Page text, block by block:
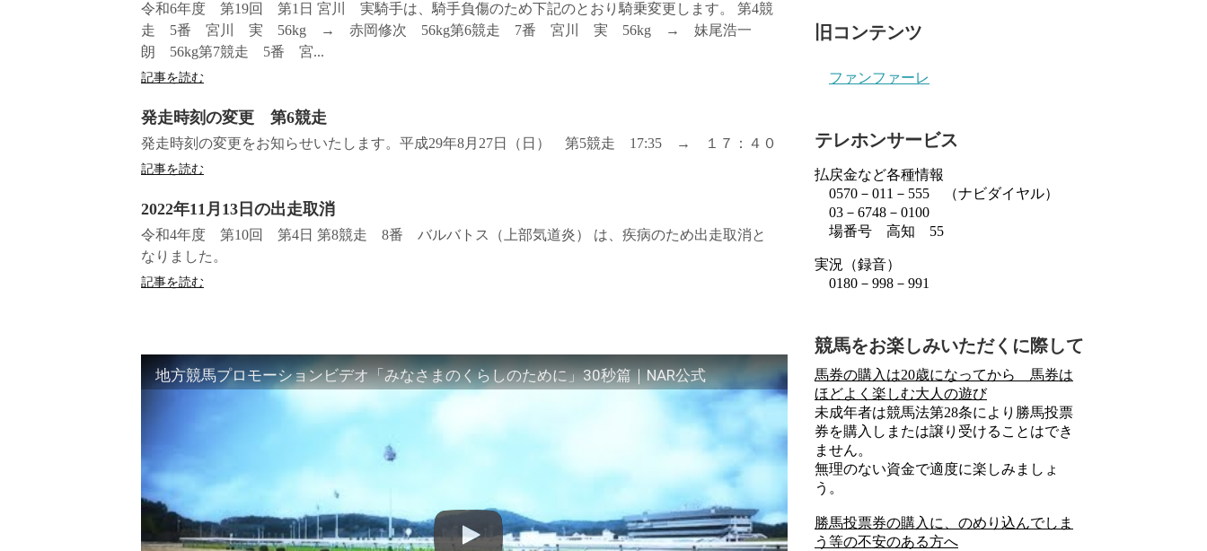
令和6年度 第19回 第1日 宮川 実騎手は、騎手負傷のため下記のとおり騎乗変更します。 第4競
走 5番 宮川 実 56kg → 赤岡修次 56kg第6競走 7番 宮川 実 56kg → 妹尾浩一
朗 56kg第7競走 5番 宮...
記事を読む
発走時刻の変更 第6競走
発走時刻の変更をお知らせいたします。平成29年8月27日（日） 第5競走 17:35 → １７：４０
記事を読む
2022年11月13日の出走取消
令和4年度 第10回 第4日 第8競走 8番 バルバトス（上部気道炎） は、疾病のため出走取消と
なりました。
記事を読む
地方競馬プロモーションビデオ「みなさまのくらしのために」30秒篇｜NAR公式
旧コンテンツ
ファンファーレ
テレホンサービス
払戻金など各種情報
0570－011－555 （ナビダイヤル）
03－6748－0100
場番号 高知 55
実況（録音）
0180－998－991
競馬をお楽しみいただくに際して
馬券の購入は20歳になってから 馬券は
ほどよく楽しむ大人の遊び
未成年者は競馬法第28条により勝馬投票
券を購入しまたは譲り受けることはでき
ません。
無理のない資金で適度に楽しみましょ
う。
勝馬投票券の購入に、のめり込んでしま
う等の不安のある方へ